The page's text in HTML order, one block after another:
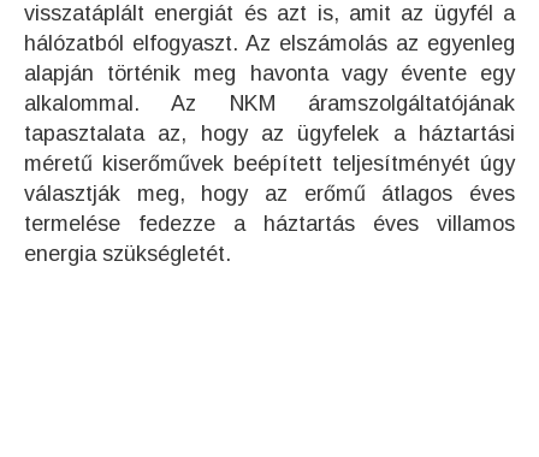
visszatáplált energiát és azt is, amit az ügyfél a
hálózatból elfogyaszt. Az elszámolás az egyenleg
alapján történik meg havonta vagy évente egy
alkalommal. Az NKM áramszolgáltatójának
tapasztalata az, hogy az ügyfelek a háztartási
méretű kiserőművek beépített teljesítményét úgy
választják meg, hogy az erőmű átlagos éves
termelése fedezze a háztartás éves villamos
energia szükségletét.